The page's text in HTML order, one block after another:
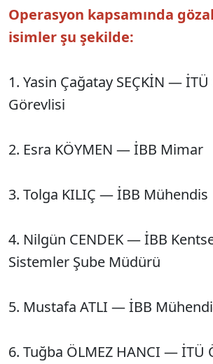
Operasyon kapsamında
isimler şu şekilde:
1. Yasin Çağatay SEÇKİN —
Görevlisi
2. Esra KÖYMEN — İBB Mimar
3. Tolga KILIÇ — İBB Mühendis
4. Nilgün CENDEK — İBB
Sistemler Şube Müdürü
5. Mustafa ATLI — İBB
6. Tuğba ÖLMEZ HANCI — İTÜ